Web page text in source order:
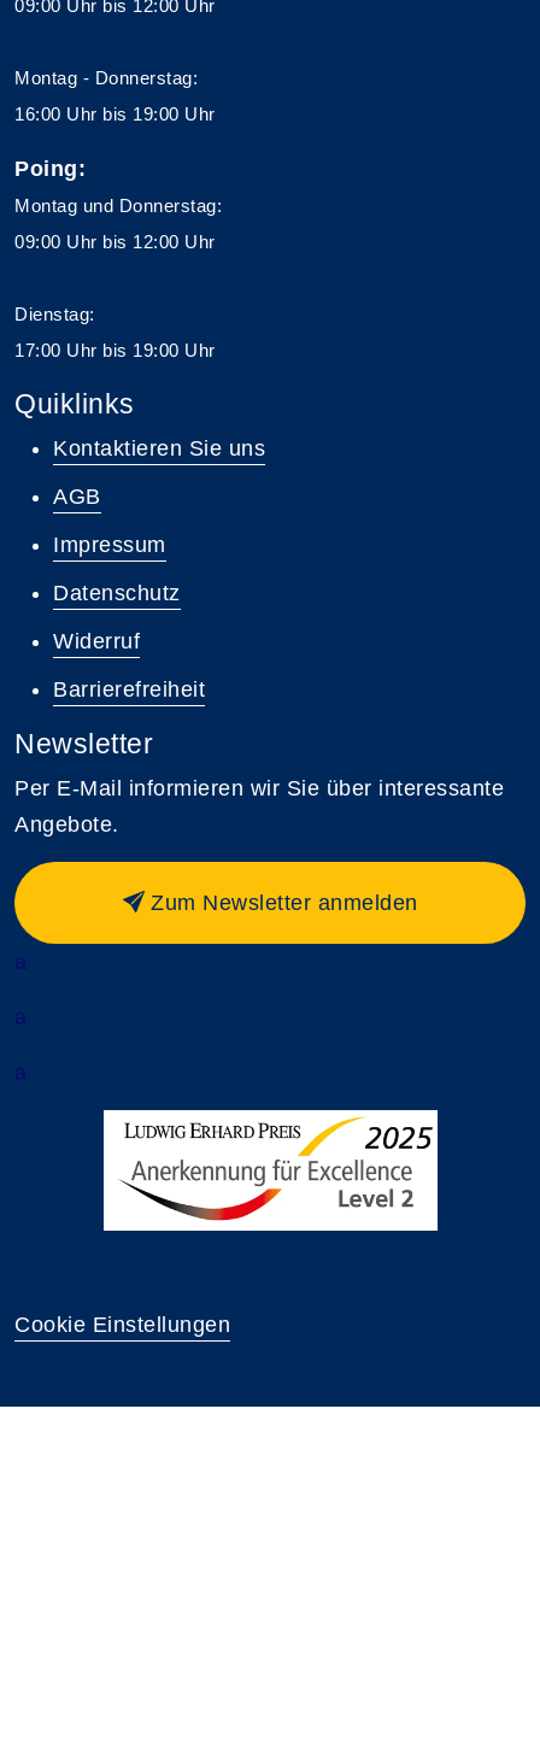
09:00 Uhr bis 12:00 Uhr
Montag - Donnerstag:
16:00 Uhr bis 19:00 Uhr
Poing:
Montag und Donnerstag:
09:00 Uhr bis 12:00 Uhr
Dienstag:
17:00 Uhr bis 19:00 Uhr
Quiklinks
Kontaktieren Sie uns
AGB
Impressum
Datenschutz
Widerruf
Barrierefreiheit
Newsletter
Per E-Mail informieren wir Sie über interessante
Angebote.
Zum Newsletter anmelden
a
a
a
Cookie Einstellungen